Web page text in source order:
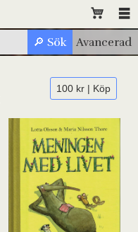
100 kr | Köp